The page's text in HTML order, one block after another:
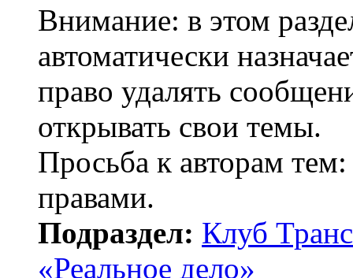
Внимание: в этом
автоматически
право удалять
открывать свои темы.
Просьба к авторам
правами.
Подраздел: Клуб
«Реальное дело»